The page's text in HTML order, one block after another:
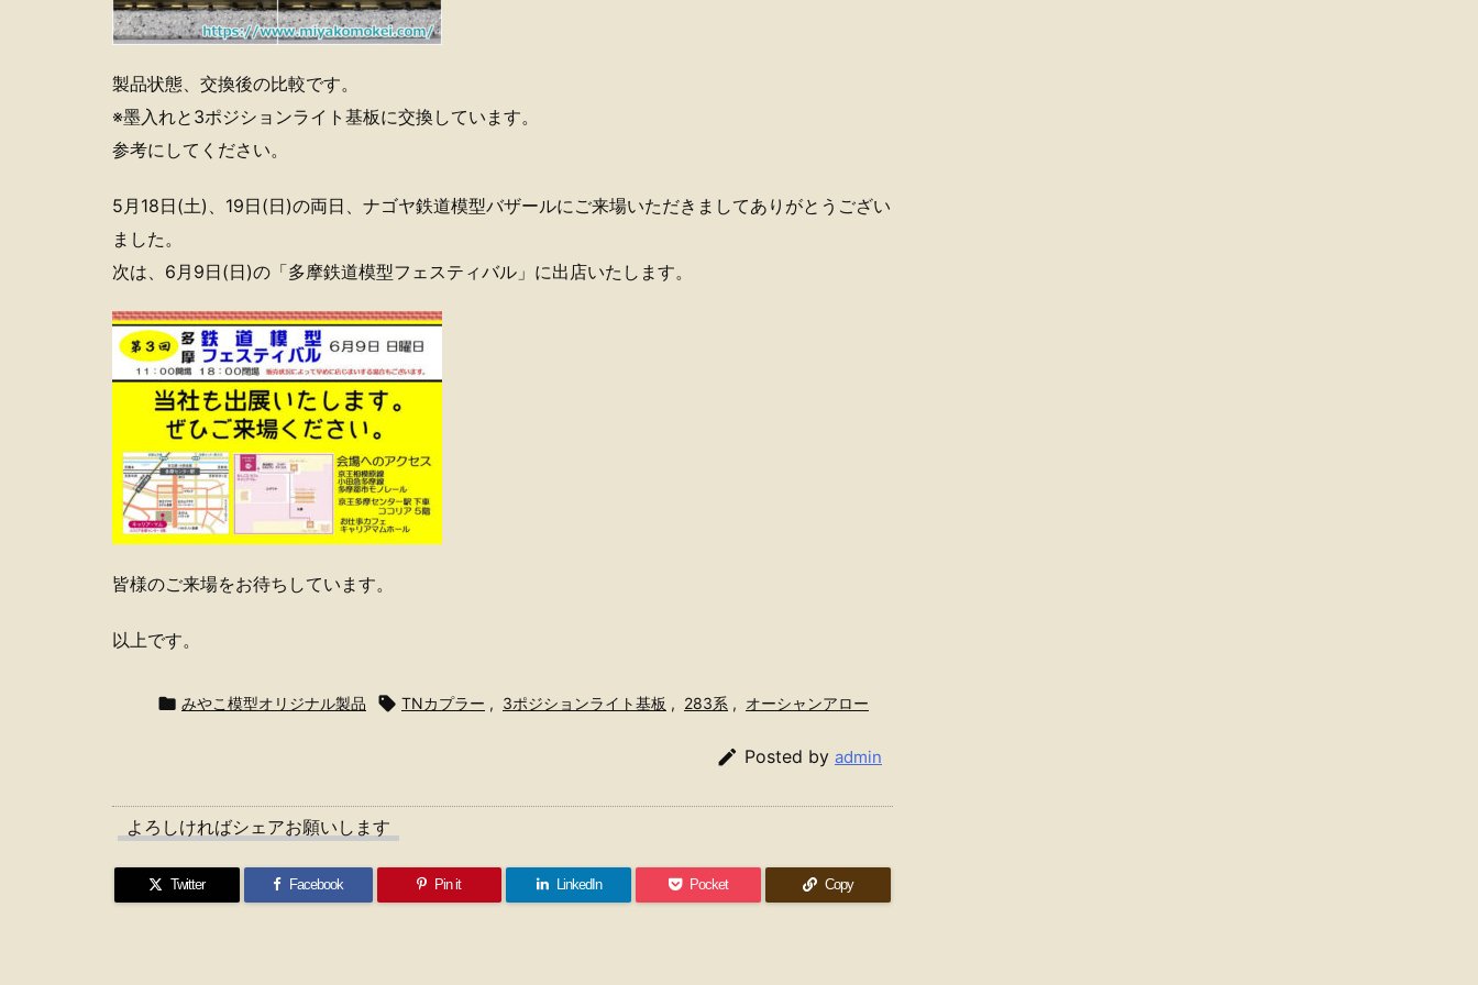
製品状態、交換後の比較です。
※墨入れと3ポジションライト基板に交換しています。
参考にしてください。
5月18日(土)、19日(日)の両日、ナゴヤ鉄道模型バザールにご来場いただきましてありがとうござい
ました。
次は、6月9日(日)の「多摩鉄道模型フェスティバル」に出店いたします。
皆様のご来場をお待ちしています。
以上です。
 みやこ模型オリジナル製品  TNカプラー , 3ポジションライト基板 , 283系 , オーシャンアロー
 Posted by admin
よろしければシェアお願いします
Twitter Facebook Pin it LinkedIn Pocket Copy